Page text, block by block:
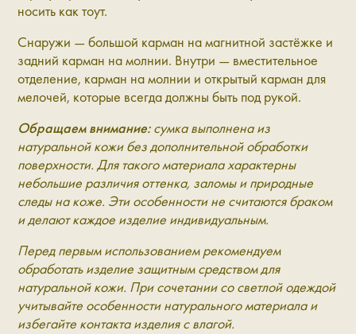
носить как тоут.
Снаружи — большой карман на магнитной застёжке и
задний карман на молнии. Внутри — вместительное
отделение, карман на молнии и открытый карман для
мелочей, которые всегда должны быть под рукой.
Обращаем внимание:сумка выполнена из
натуральной кожи без дополнительной обработки
поверхности. Для такого материала характерны
небольшие различия оттенка, заломы и природные
следы на коже. Эти особенности не считаются браком
и делают каждое изделие индивидуальным.
Перед первым использованием рекомендуем
обработать изделие защитным средством для
натуральной кожи. При сочетании со светлой одеждой
учитывайте особенности натурального материала и
избегайте контакта изделия с влагой.